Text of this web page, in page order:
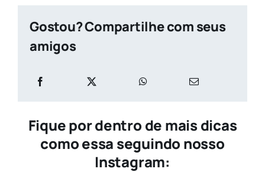
Gostou? Compartilhe com seus
amigos
Fique por dentro de mais dicas
como essa seguindo nosso
Instagram: